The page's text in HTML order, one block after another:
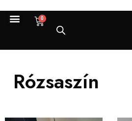
0
Rózsaszín